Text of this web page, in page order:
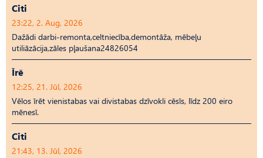
Citi
23:22, 2. Aug, 2026
Dažādi darbi-remonta,celtniecība,demontāža, mēbeļu
utiliāzācija,zāles pļaušana24826054
Īrē
12:25, 21. Jūl, 2026
Vēlos īrēt vienistabas vai divistabas dzīvokli cēsīs, līdz 200 eiro
mēnesī.
Citi
21:43, 13. Jūl, 2026